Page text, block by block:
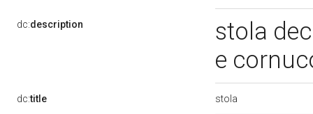
dc:description
stola
e
dc:title stola